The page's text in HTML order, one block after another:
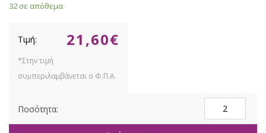
32 σε απόθεμα
21,60€
ΑΣΗΜΙ